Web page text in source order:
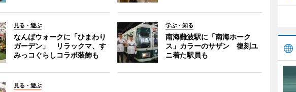
見る・遊ぶ
なんばウォークに「ひまわり
ガーデン」 リラックマ、す
みっコぐらしコラボ装飾も
学ぶ・知る
南海難波駅に「南海ホーク
ス」カラーのサザン 復刻ユ
ニ着た駅員も
見る・遊ぶ